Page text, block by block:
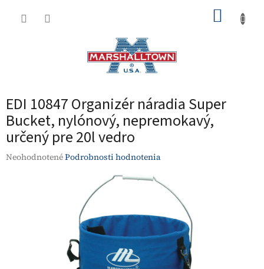
EDI 10847 Organizér náradia Super
Bucket, nylónový, nepremokavý,
určený pre 20l vedro
Priemerné
NeohodnotenéPodrobnosti hodnotenia